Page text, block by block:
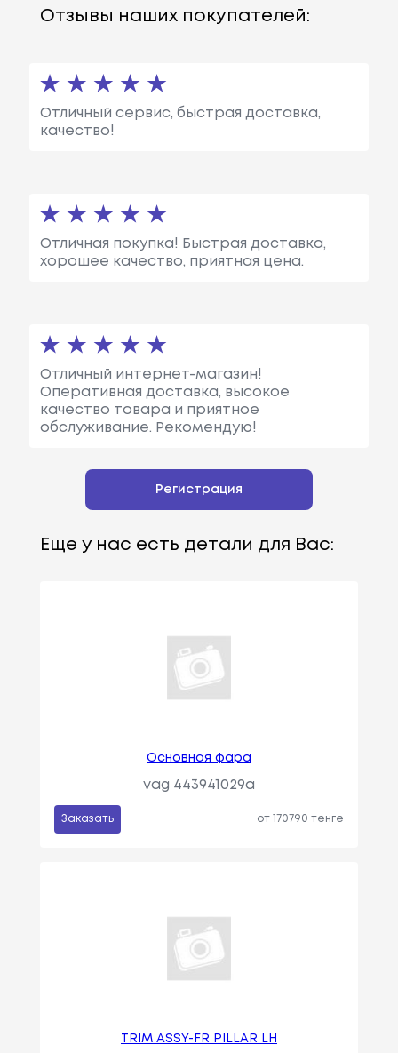
Отзывы наших покупателей:
Отличный сервис, быстрая доставка,
качество!
Отличная покупка! Быстрая доставка,
хорошее качество, приятная цена.
Отличный интернет-магазин!
Оперативная доставка, высокое
качество товара и приятное
обслуживание. Рекомендую!
Регистрация
Еще у нас есть детали для Вас:
Основная фара
vag 443941029a
Заказать от 170790 тенге
TRIM ASSY-FR PILLAR LH